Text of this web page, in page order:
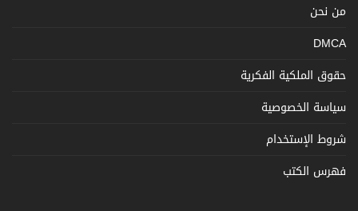
من نحن
DMCA
حقوق الملكية الفكرية
سياسة الخصوصية
شروط الإستخدام
فهرس الكتب